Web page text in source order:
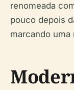
renomeada
pouco depois
marcando uma